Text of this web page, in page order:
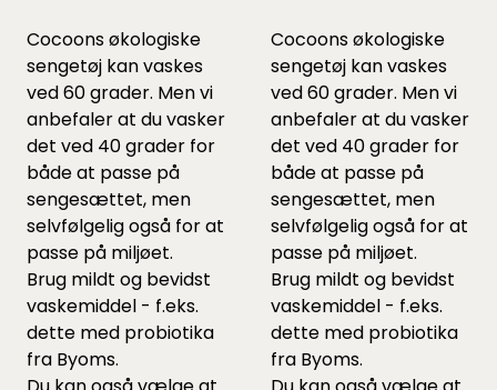
Cocoons økologiske
sengetøj kan vaskes
ved 60 grader. Men vi
anbefaler at du vasker
det ved 40 grader for
både at passe på
sengesættet, men
selvfølgelig også for at
passe på miljøet.
Brug mildt og bevidst
vaskemiddel - f.eks.
dette med probiotika
fra Byoms.
Cocoons økologiske
sengetøj kan vaskes
ved 60 grader. Men vi
anbefaler at du vasker
det ved 40 grader for
både at passe på
sengesættet, men
selvfølgelig også for at
passe på miljøet.
Brug mildt og bevidst
vaskemiddel - f.eks.
dette med probiotika
fra Byoms.